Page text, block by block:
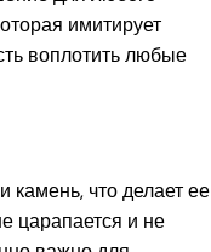
имитирует
воплотить любые
камень, что делает ее
царапается и не